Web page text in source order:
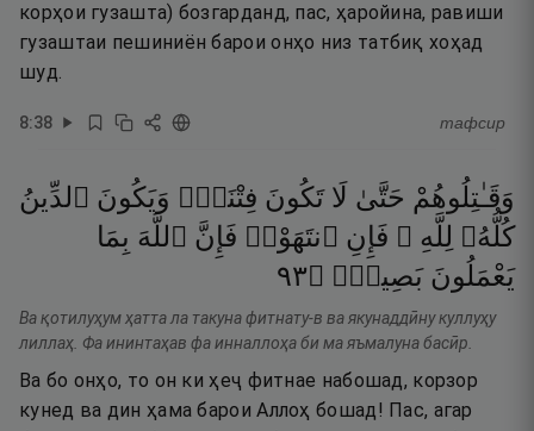
корҳои гузашта) бозгарданд, пас, ҳаройина, равиши
гузаштаи пешиниён барои онҳо низ татбиқ хоҳад
шуд.
8:38 тафсир
وَقَـٰتِلُوهُمْ حَتَّىٰ لَا تَكُونَ فِتْنَةٌۭ وَيَكُونَ ٱلدِّينُ
كُلُّهُۥ لِلَّهِ ۚ فَإِنِ ٱنتَهَوْا۟ فَإِنَّ ٱللَّهَ بِمَا
يَعْمَلُونَ بَصِيرٌۭ ۝٣٩
Ва қотилуҳум ҳатта ла такуна фитнату-в ва якунаддӣну куллуҳу
лиллаҳ. Фа ининтаҳав фа инналлоҳа би ма яъмалуна басӣр.
Ва бо онҳо, то он ки ҳеҷ фитнае набошад, корзор
кунед ва дин ҳама барои Аллоҳ бошад! Пас, агар